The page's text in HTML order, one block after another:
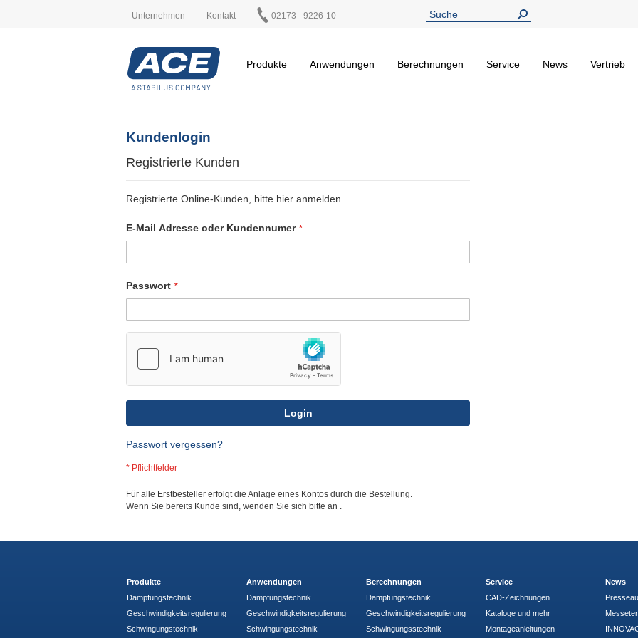
Unternehmen Kontakt 02173 - 9226-10
Produkte
Anwendungen Berechnungen Service News Vertrieb
Kundenlogin
Registrierte Kunden
Registrierte Online-Kunden, bitte hier anmelden.
E-Mail Adresse oder Kundennumer
Passwort
Login
Passwort vergessen?
Für alle Erstbesteller erfolgt die Anlage eines Kontos durch die Bestellung.
Wenn Sie bereits Kunde sind, wenden Sie sich bitte an .
Produkte
Dämpfungstechnik
Geschwindigkeitsregulierung
Schwingungstechnik
Anwendungen
Dämpfungstechnik
Geschwindigkeitsregulierung
Schwingungstechnik
Berechnungen
Dämpfungstechnik
Geschwindigkeitsregulierung
Schwingungsstechnik
Service
CAD-Zeichnungen
Kataloge und mehr
Montageanleitungen
News